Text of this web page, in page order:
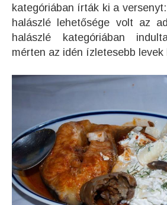
kategóriában írták ki a
halászlé lehetősége volt az
halászlé kategóriában
mérten az idén ízletesebb levek